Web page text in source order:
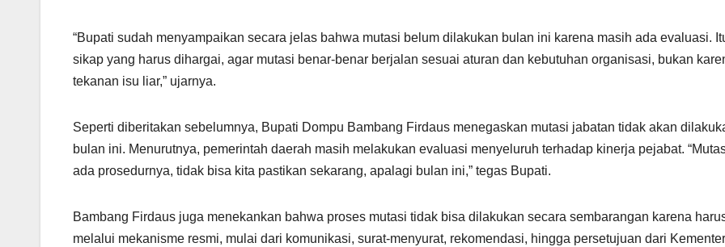
“Bupati sudah menyampaikan secara jelas bahwa mutasi belum dilakukan bulan ini karena masih ada evaluasi.
sikap yang harus dihargai, agar mutasi benar-benar berjalan sesuai aturan dan kebutuhan organisasi, bukan
tekanan isu liar,” ujarnya.
Seperti diberitakan sebelumnya, Bupati Dompu Bambang Firdaus menegaskan mutasi jabatan tidak akan
bulan ini. Menurutnya, pemerintah daerah masih melakukan evaluasi menyeluruh terhadap kinerja pejabat.
ada prosedurnya, tidak bisa kita pastikan sekarang, apalagi bulan ini,” tegas Bupati.
Bambang Firdaus juga menekankan bahwa proses mutasi tidak bisa dilakukan secara sembarangan karena
melalui mekanisme resmi, mulai dari komunikasi, surat-menyurat, rekomendasi, hingga persetujuan dari